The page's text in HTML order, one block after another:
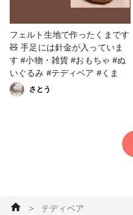
フェルト生地で作ったくまです
🧸 手足には針金が入っていま
す #小物・雑貨 #おもちゃ #ぬ
いぐるみ #テディベア #くま
さとう
＞ テディベア